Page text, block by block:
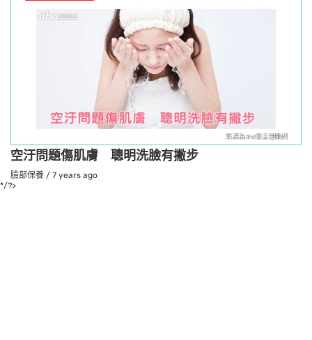
空汙問題傷肌膚 聰明洗臉有撇步
臉部保養 / 7 years ago
*/?>